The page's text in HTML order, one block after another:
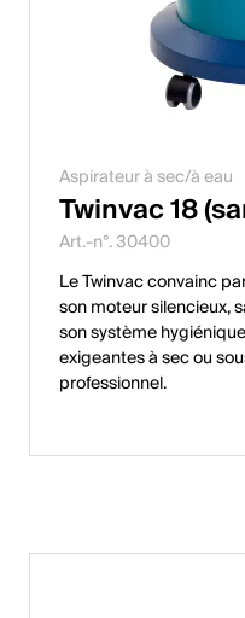
Aspirateur à sec/à eau
Twinvac 18
Art.-n°. 30400
Le Twinvac convainc
son moteur silencieux,
son système
exigeantes à sec ou
professionnel.